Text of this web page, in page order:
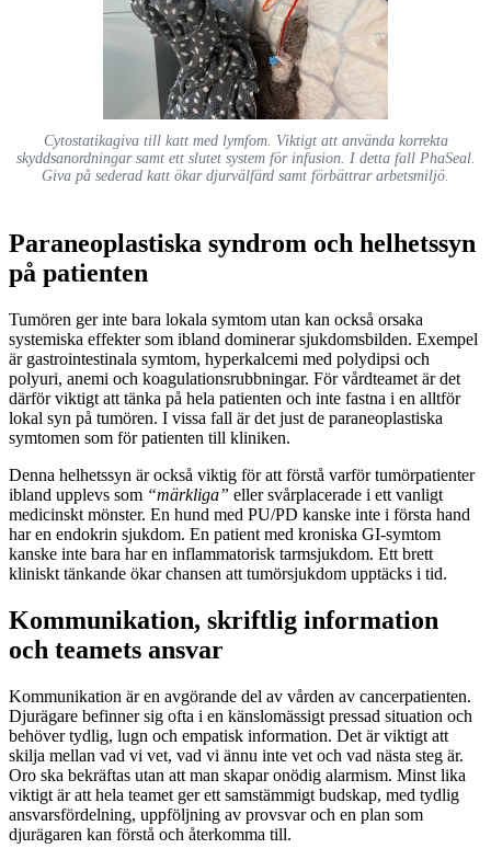
Cytostatikagiva till katt med lymfom. Viktigt att använda korrekta
skyddsanordningar samt ett slutet system för infusion. I detta fall PhaSeal.
Giva på sederad katt ökar djurvälfärd samt förbättrar arbetsmiljö.
Paraneoplastiska syndrom och helhetssyn
på patienten
Tumören ger inte bara lokala symtom utan kan också orsaka
systemiska effekter som ibland dominerar sjukdomsbilden. Exempel
är gastrointestinala symtom, hyperkalcemi med polydipsi och
polyuri, anemi och koagulationsrubbningar. För vårdteamet är det
därför viktigt att tänka på hela patienten och inte fastna i en alltför
lokal syn på tumören. I vissa fall är det just de paraneoplastiska
symtomen som för patienten till kliniken.
Denna helhetssyn är också viktig för att förstå varför tumörpatienter
ibland upplevs som “märkliga” eller svårplacerade i ett vanligt
medicinskt mönster. En hund med PU/PD kanske inte i första hand
har en endokrin sjukdom. En patient med kroniska GI-symtom
kanske inte bara har en inflammatorisk tarmsjukdom. Ett brett
kliniskt tänkande ökar chansen att tumörsjukdom upptäcks i tid.
Kommunikation, skriftlig information
och teamets ansvar
Kommunikation är en avgörande del av vården av cancerpatienten.
Djurägare befinner sig ofta i en känslomässigt pressad situation och
behöver tydlig, lugn och empatisk information. Det är viktigt att
skilja mellan vad vi vet, vad vi ännu inte vet och vad nästa steg är.
Oro ska bekräftas utan att man skapar onödig alarmism. Minst lika
viktigt är att hela teamet ger ett samstämmigt budskap, med tydlig
ansvarsfördelning, uppföljning av provsvar och en plan som
djurägaren kan förstå och återkomma till.